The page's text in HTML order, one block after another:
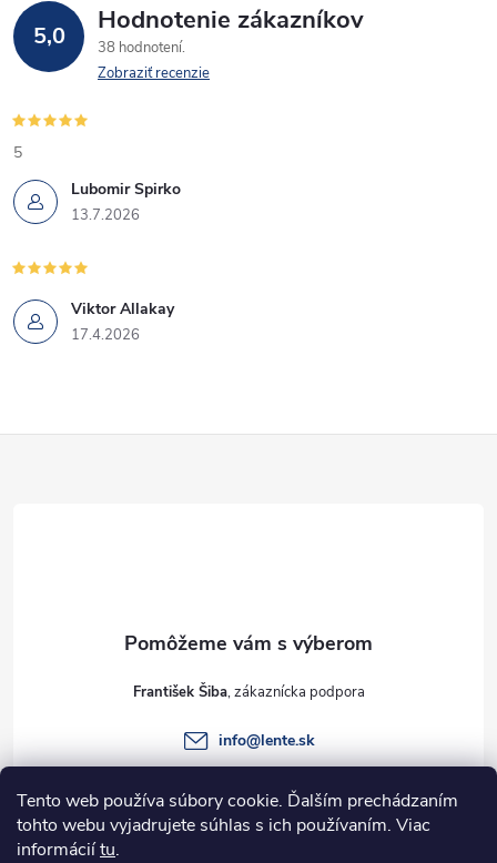
Tento web používa súbory cookie. Ďalším prechádzaním
tohto webu vyjadrujete súhlas s ich používaním. Viac
informáciítu.
5,0 Hodnotenie zákazníkov
38 hodnotení
Zobraziť recenzie
Lubomir Spirko
13.7.2026
5
Viktor Allakay
17.4.2026
e
František Šiba
info@lente.sk